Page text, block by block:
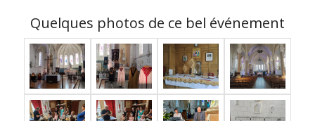
Quelques photos de ce bel événement